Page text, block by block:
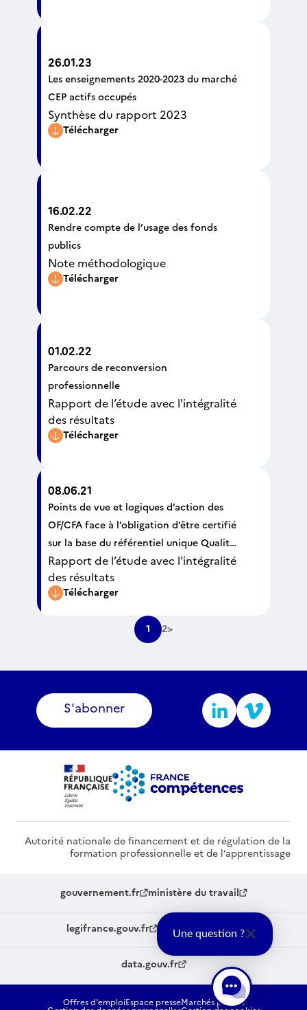
26.01.23
Les enseignements 2020-2023 du marché
CEP actifs occupés
Synthèse du rapport 2023
Télécharger
16.02.22
Rendre compte de l’usage des fonds
publics
Note méthodologique
Télécharger
01.02.22
Parcours de reconversion
professionnelle
Rapport de l’étude avec l'intégralité
des résultats
Télécharger
08.06.21
Points de vue et logiques d’action des
OF/CFA face à l’obligation d’être certifié
sur la base du référentiel unique Qualité
pour être éligible aux fonds publics et
mutualisés
Rapport de l’étude avec l'intégralité
des résultats
Télécharger
1 2>
S'abonner
Autorité nationale de financement et de régulation de la
formation professionnelle et de l’apprentissage
gouvernement.fr ministère du travail
legifrance.gouv.fr service-public.fr
data.gouv.fr
Offres d'emploiEspace presseMarchés publics
Une question ?